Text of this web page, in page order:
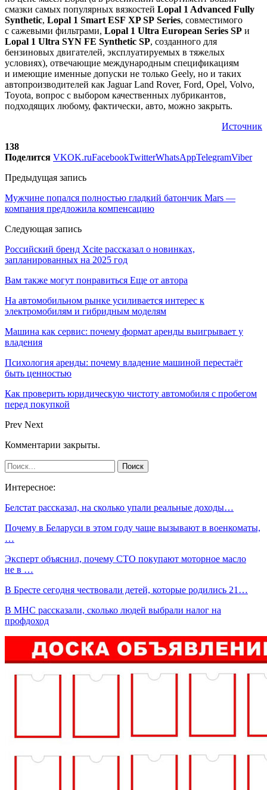
смазки самых популярных вязкостей Lopal 1 Advanced Fully
Synthetic, Lopal 1 Smart ESF XP SP Series, совместимого
с сажевыми фильтрами, Lopal 1 Ultra European Series SP и
Lopal 1 Ultra SYN FE Synthetic SP, созданного для
бензиновых двигателей, эксплуатируемых в тяжелых
условиях), отвечающие международным спецификациям
и имеющие именные допуски не только Geely, но и таких
автопроизводителей как Jaguar Land Rover, Ford, Opel, Volvo,
Toyota, вопрос с выбором качественных лубрикантов,
подходящих любому, фактически, авто, можно закрыть.
Источник
138
Поделится VKOK.ruFacebookTwitterWhatsAppTelegramViber
Предыдущая запись
Мужчине попался полностью гладкий батончик Mars —
компания предложила компенсацию
Следующая запись
Российский бренд Xcite рассказал о новинках,
запланированных на 2025 год
Вам также могут понравиться Еще от автора
На автомобильном рынке усиливается интерес к
электромобилям и гибридным моделям
Машина как сервис: почему формат аренды выигрывает у
владения
Психология аренды: почему владение машиной перестаёт
быть ценностью
Как проверить юридическую чистоту автомобиля с пробегом
перед покупкой
Prev Next
Комментарии закрыты.
Интересное:
Белстат рассказал, на сколько упали реальные доходы…
Почему в Беларуси в этом году чаще вызывают в военкоматы,
…
Эксперт объяснил, почему СТО покупают моторное масло
не в …
В Бресте сегодня чествовали детей, которые родились 21…
В МНС рассказали, сколько людей выбрали налог на
профдоход